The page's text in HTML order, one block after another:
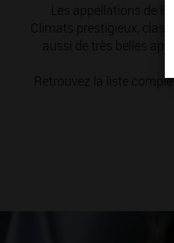
Les appellations de
Climats prestigieux,
aussi de très belles
Retrouvez la liste